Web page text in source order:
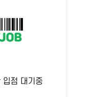
입점 대기중